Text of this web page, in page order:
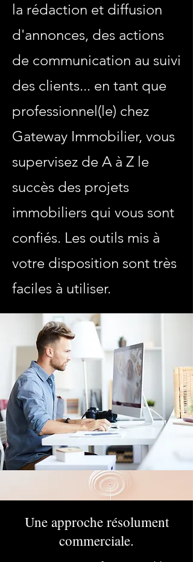
la rédaction et diffusion
d'annonces, des actions
de communication au suivi
des clients... en tant que
professionnel(le) chez
Gateway Immobilier, vous
supervisez de A à Z le
succès des projets
immobiliers qui vous sont
confiés. Les outils mis à
votre disposition sont très
faciles à utiliser.
Une approche résolument
commerciale.